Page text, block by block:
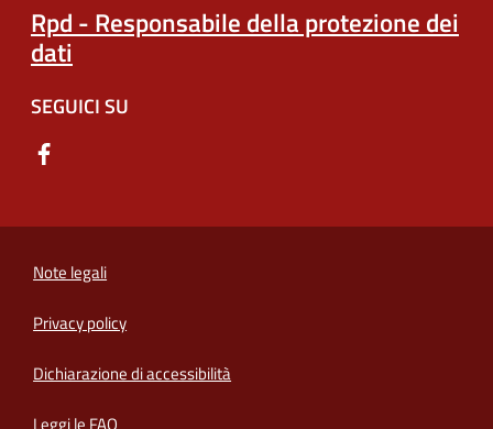
Rpd - Responsabile della protezione dei
dati
SEGUICI SU
Note legali
Privacy policy
Dichiarazione di accessibilità